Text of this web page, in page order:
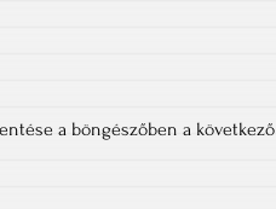
a böngészőben a következő